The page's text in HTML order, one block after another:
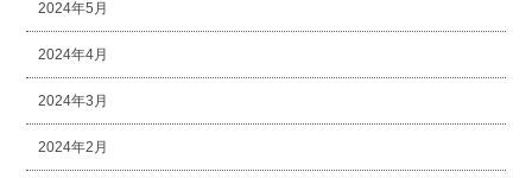
2024年5月
2024年4月
2024年3月
2024年2月